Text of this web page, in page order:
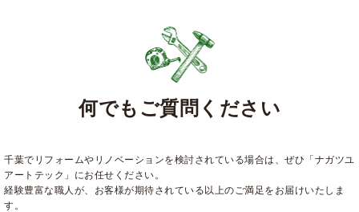
何でもご質問ください
千葉でリフォームやリノベーションを検討されている場合は、ぜひ「ナガツユ
アートテック」にお任せください。
経験豊富な職人が、お客様が期待されている以上のご満足をお届けいたしま
す。